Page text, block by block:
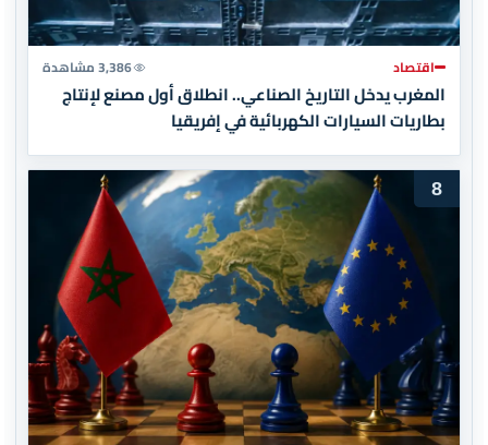
اقتصاد 3,386 مشاهدة
المغرب يدخل التاريخ الصناعي.. انطلاق أول مصنع لإنتاج
بطاريات السيارات الكهربائية في إفريقيا
8